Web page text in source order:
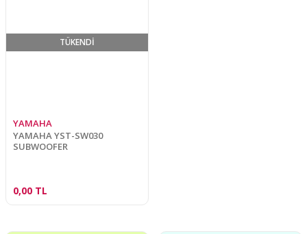
TÜKENDİ
YAMAHA
YAMAHA YST-SW030
SUBWOOFER
0,00 TL